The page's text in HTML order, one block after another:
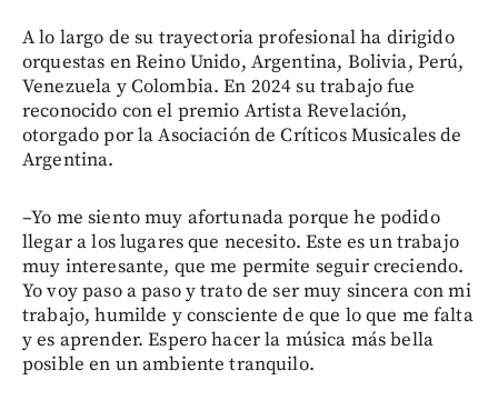
A lo largo de su trayectoria profesional ha dirigido
orquestas en Reino Unido, Argentina, Bolivia, Perú,
Venezuela y Colombia. En 2024 su trabajo fue
reconocido con el premio Artista Revelación,
otorgado por la Asociación de Críticos Musicales de
Argentina.
–Yo me siento muy afortunada porque he podido
llegar a los lugares que necesito. Este es un trabajo
muy interesante, que me permite seguir creciendo.
Yo voy paso a paso y trato de ser muy sincera con mi
trabajo, humilde y consciente de que lo que me falta
y es aprender. Espero hacer la música más bella
posible en un ambiente tranquilo.